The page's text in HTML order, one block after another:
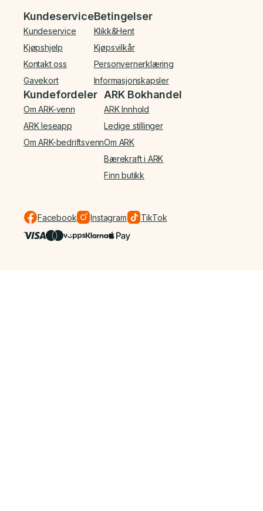
Bunnmeny
Kundeservice
Kundeservice
Kjøpshjelp
Kontakt oss
Gavekort
Betingelser
Klikk&Hent
Kjøpsvilkår
Personvernerklæring
Informasjonskapsler
Kundefordeler
Om ARK-venn
ARK leseapp
Om ARK-bedriftsvenn
ARK Bokhandel
ARK Innhold
Ledige stillinger
Om ARK
Bærekraft i ARK
Finn butikk
Facebook Instagram TikTok